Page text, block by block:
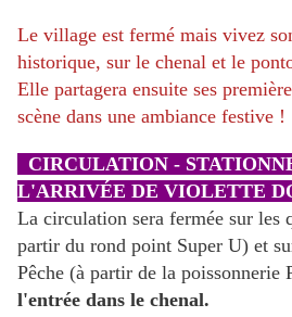
Le village est fermé mais vivez
historique, sur le chenal et le
Elle partagera ensuite ses
scène dans une ambiance festive !
CIRCULATION -
L'ARRIVÉE DE VIOLETTE
La circulation sera fermée sur les
partir du rond point Super U) et
Pêche (à partir de la poissonnerie
l'entrée dans le chenal.